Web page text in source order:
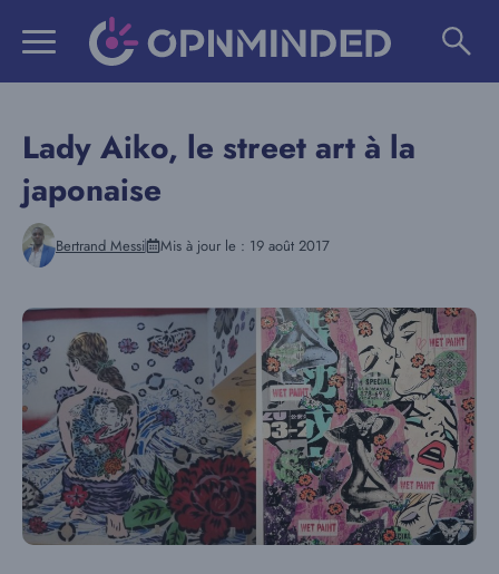
Lady Aiko, le street art à la
japonaise
Bertrand Messi Mis à jour le : 19 août 2017